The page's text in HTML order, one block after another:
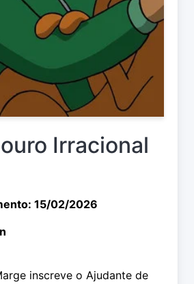
Irracional
15/02/2026
inscreve o Ajudante de